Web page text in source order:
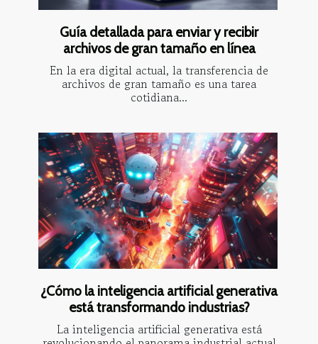
Guía detallada para enviar y recibir
archivos de gran tamaño en línea
En la era digital actual, la transferencia de
archivos de gran tamaño es una tarea
cotidiana...
¿Cómo la inteligencia artificial generativa
está transformando industrias?
La inteligencia artificial generativa está